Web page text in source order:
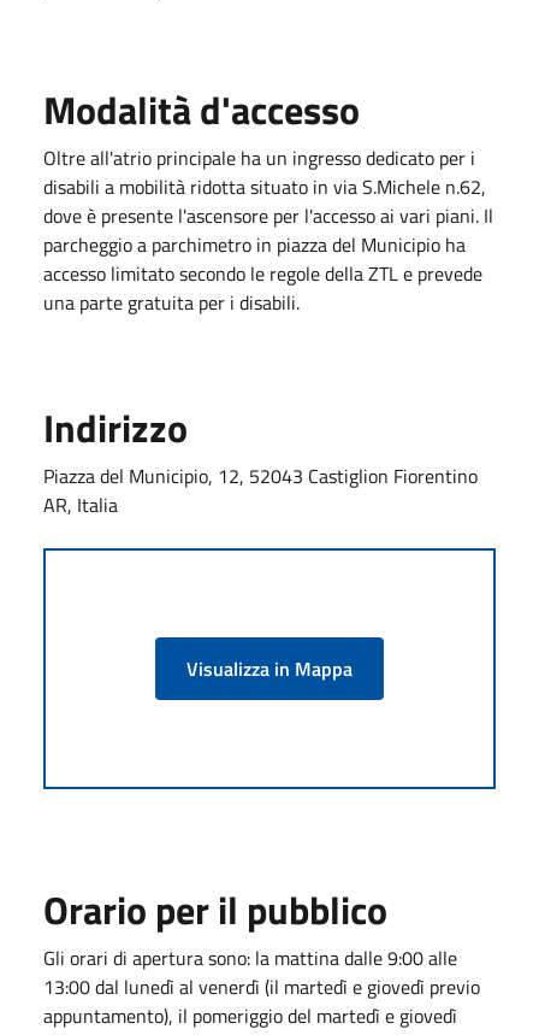
Modalità d'accesso
Oltre all'atrio principale ha un ingresso dedicato per i
disabili a mobilità ridotta situato in via S.Michele n.62,
dove è presente l'ascensore per l'accesso ai vari piani. Il
parcheggio a parchimetro in piazza del Municipio ha
accesso limitato secondo le regole della ZTL e prevede
una parte gratuita per i disabili.
Indirizzo
Piazza del Municipio, 12, 52043 Castiglion Fiorentino
AR, Italia
Visualizza in Mappa
Orario per il pubblico
Gli orari di apertura sono: la mattina dalle 9:00 alle
13:00 dal lunedì al venerdì (il martedì e giovedì previo
appuntamento), il pomeriggio del martedì e giovedì